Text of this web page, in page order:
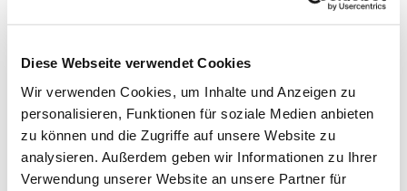
Diese Webseite verwendet Cookies
Wir verwenden Cookies, um Inhalte und Anzeigen zu
personalisieren, Funktionen für soziale Medien anbieten
zu können und die Zugriffe auf unsere Website zu
analysieren. Außerdem geben wir Informationen zu Ihrer
Verwendung unserer Website an unsere Partner für